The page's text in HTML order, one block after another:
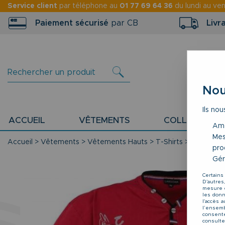
Service client par téléphone au 01 77 69 64 36 du lundi au
Paiement sécurisé par CB
ACCUEIL VÊTEMENTS COLLECTION
Accueil > Vêtements > Vêtements Hauts > T-Shirts >
Ils
mesure
les
l'accès